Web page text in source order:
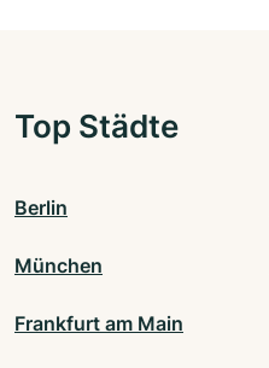
Top Städte
Berlin
München
Frankfurt am Main